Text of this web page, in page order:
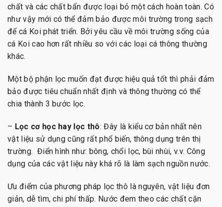
chất và các chất bẩn được loại bỏ một cách hoàn toàn. Có
như vậy mới có thể đảm bảo được môi trường trong sạch
để cá Koi phát triển. Bởi yêu cầu về môi trường sống của
cá Koi cao hơn rất nhiều so với các loại cá thông thường
khác.
Một bộ phận lọc muốn đạt được hiệu quả tốt thì phải đảm
bảo được tiêu chuẩn nhất định và thông thường có thể
chia thành 3 bước lọc.
– Lọc cơ học hay lọc thô: Đây là kiểu cơ bản nhất nên
vật liệu sử dụng cũng rất phổ biến, thông dụng trên thị
trường. Điển hình như: bông, chổi lọc, bùi nhùi, v.v. Công
dụng của các vật liệu này khá rõ là làm sạch nguồn nước.
Ưu điểm của phương pháp lọc thô là nguyên, vật liệu đơn
giản, dễ tìm, chi phí thấp. Nước đem theo các chất cặn